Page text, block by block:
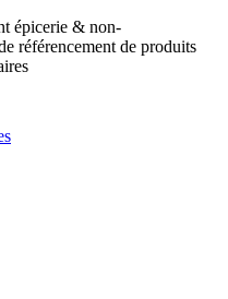
épicerie & non-
référencement de produits